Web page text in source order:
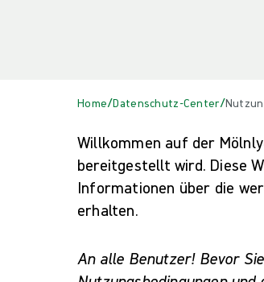
Home/Datenschutz-Center/
Willkommen auf der
bereitgestellt wird. Diese
Informationen über die
erhalten.
An alle Benutzer! Bevor